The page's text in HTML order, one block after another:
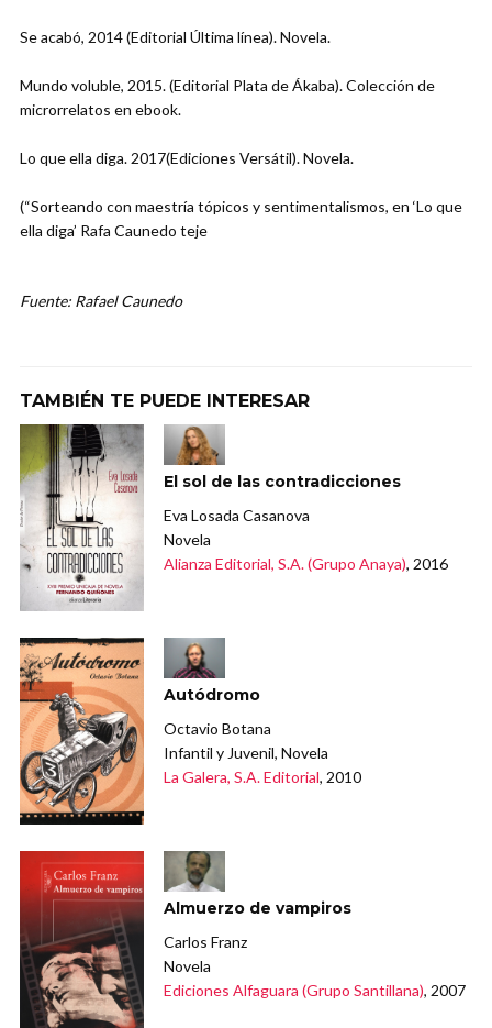
Se acabó, 2014 (Editorial Última línea). Novela.
Mundo voluble, 2015. (Editorial Plata de Ákaba). Colección de
microrrelatos en ebook.
Lo que ella diga. 2017(Ediciones Versátil). Novela.
(“Sorteando con maestría tópicos y sentimentalismos, en ‘Lo que
ella diga’ Rafa Caunedo teje
Fuente: Rafael Caunedo
TAMBIÉN TE PUEDE INTERESAR
El sol de las contradicciones
Eva Losada Casanova
Novela
Alianza Editorial, S.A. (Grupo Anaya), 2016
Autódromo
Octavio Botana
Infantil y Juvenil, Novela
La Galera, S.A. Editorial, 2010
Almuerzo de vampiros
Carlos Franz
Novela
Ediciones Alfaguara (Grupo Santillana), 2007